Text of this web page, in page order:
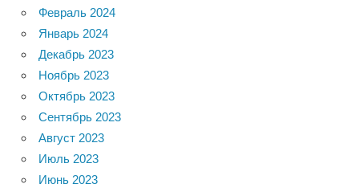
Февраль 2024
Январь 2024
Декабрь 2023
Ноябрь 2023
Октябрь 2023
Сентябрь 2023
Август 2023
Июль 2023
Июнь 2023